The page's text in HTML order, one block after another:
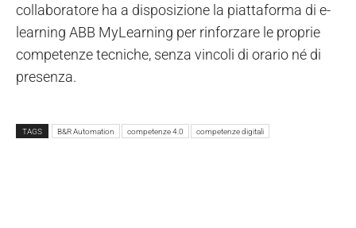
collaboratore ha a disposizione la piattaforma di e-
learning ABB MyLearning per rinforzare le proprie
competenze tecniche, senza vincoli di orario né di
presenza.
TAGS B&R Automation competenze 4.0 competenze digitali